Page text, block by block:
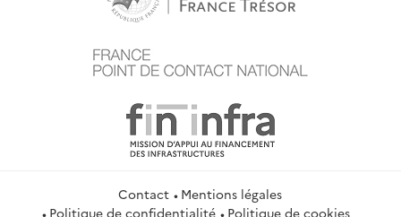
Contact
Mentions légales
Politique de confidentialité
Politique de cookies